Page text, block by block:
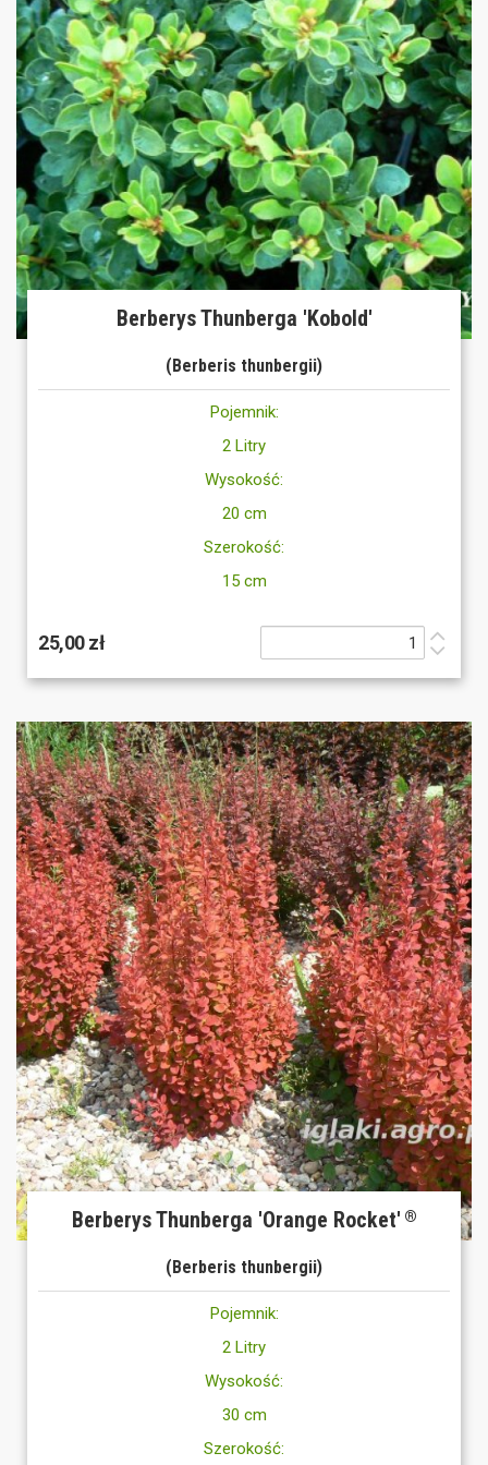
Berberys Thunberga 'Kobold'
(Berberis thunbergii)
Pojemnik:
2 Litry
Wysokość:
20 cm
Szerokość:
15 cm
25,00 zł
Berberys Thunberga 'Orange Rocket' ®
(Berberis thunbergii)
Pojemnik:
2 Litry
Wysokość:
30 cm
Szerokość: